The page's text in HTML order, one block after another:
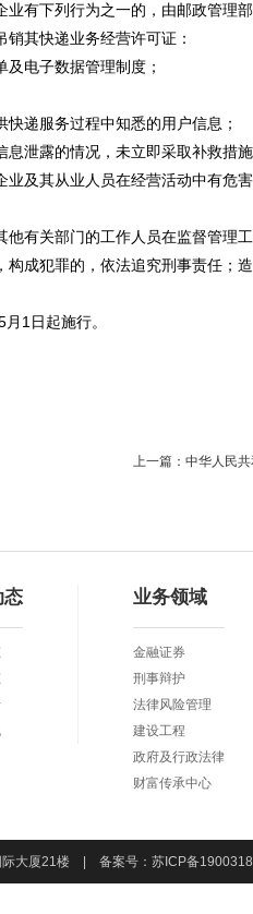
下列行为之一的，由邮政管理部
其快递业务经营许可证：
电子数据管理制度；
递服务过程中知悉的用户信息；
泄露的情况，未立即采取补救措
其从业人员在经营活动中有危害
关部门的工作人员在监督管理工
犯罪的，依法追究刑事责任；造
1日起施行。
上一篇：中华人民
态 业务领域
金融证券
刑事辩护
法律风险管理
建设工程
政府及行政法律
财富传承中心
际大厦21楼 | 备案号： 苏ICP备